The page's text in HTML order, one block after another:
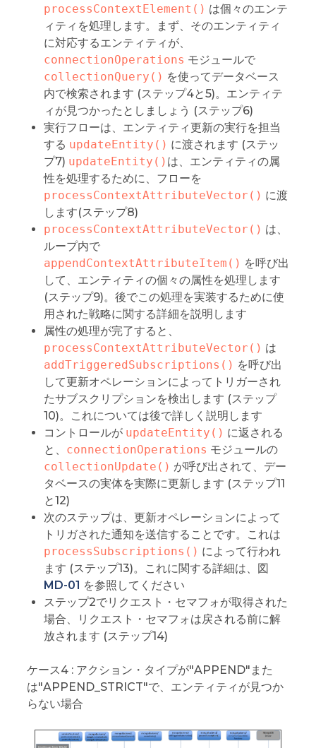
processContextElement() は個々のエンテ
ィティを処理します。まず、そのエンティティ
に対応するエンティティが、
connectionOperations モジュールで
collectionQuery() を使ってデータベース
内で検索されます (ステップ4と5)。エンティテ
ィが見つかったとしましょう (ステップ6)
実行フローは、エンティティ更新の実行を担当
する updateEntity() に渡されます (ステッ
プ7) updateEntity() は、エンティティの属
性を処理するために、フローを
processContextAttributeVector() に渡
します(ステップ8)
processContextAttributeVector() は、
ループ内で
appendContextAttributeItem() を呼び出
して、エンティティの個々の属性を処理します
(ステップ9)。後でこの処理を実装するために使
用された戦略に関する詳細を説明します
属性の処理が完了すると、
processContextAttributeVector() は
addTriggeredSubscriptions() を呼び出
して更新オペレーションによってトリガーされ
たサブスクリプションを検出します (ステップ
10)。これについては後で詳しく説明します
コントロールが updateEntity() に返される
と、 connectionOperations モジュールの
collectionUpdate() が呼び出されて、デー
タベースの実体を実際に更新します (ステップ11
と12)
次のステップは、更新オペレーションによって
トリガされた通知を送信することです。これは
processSubscriptions() によって行われ
ます (ステップ13)。これに関する詳細は、図
MD-01 を参照してください
ステップ2でリクエスト・セマフォが取得された
場合、リクエスト・セマフォは戻される前に解
放されます (ステップ14)
ケース4 : アクション・タイプが"APPEND"また
は"APPEND_STRICT"で、エンティティが見つか
らない場合